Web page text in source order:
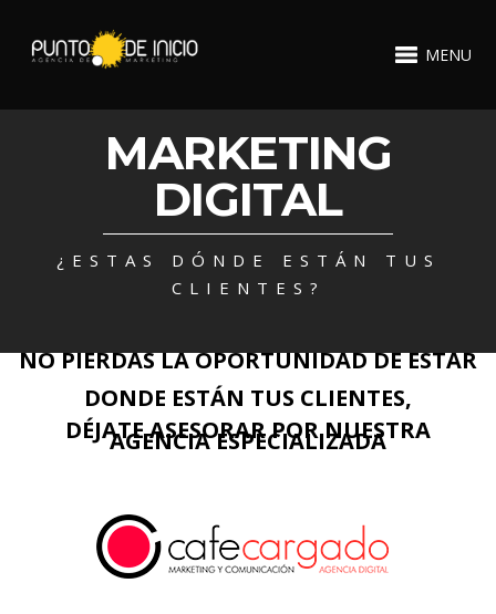
MENU
MARKETING
DIGITAL
¿ESTAS DÓNDE ESTÁN TUS
CLIENTES?
NO PIERDAS LA OPORTUNIDAD DE ESTAR
DONDE ESTÁN TUS CLIENTES,
DÉJATE ASESORAR POR NUESTRA
AGENCIA ESPECIALIZADA